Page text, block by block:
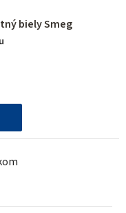
biely Smeg